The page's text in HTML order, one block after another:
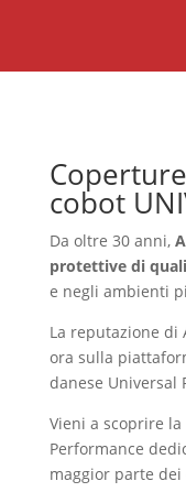
cobot
Da oltre 30 anni,
protettive di
e negli ambienti
La reputazione di
ora sulla
danese Universal
Vieni a scoprire
Performance
maggior parte dei